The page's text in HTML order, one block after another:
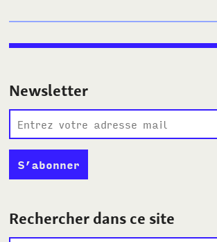
Newsletter
Rechercher dans ce site